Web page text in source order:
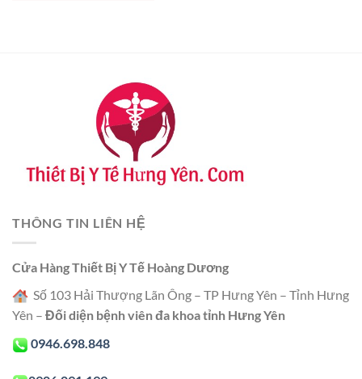
THÔNG TIN LIÊN HỆ
Cửa Hàng Thiết Bị Y Tế Hoàng Dương
Số 103 Hải Thượng Lãn Ông – TP Hưng Yên – Tỉnh Hưng
Yên – Đối diện bệnh viên đa khoa tỉnh Hưng Yên
0946.698.848